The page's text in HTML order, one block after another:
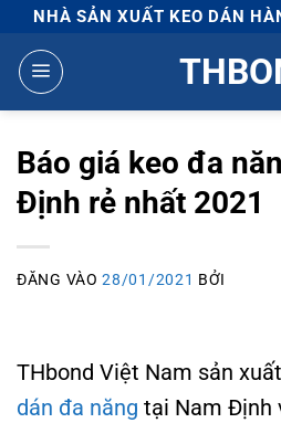
qua
nội
NHÀ SẢN XUẤT KEO DÁN
Báo giá keo đa
Định rẻ nhất 2021
ĐĂNG VÀO28/01/2021 BỞI
THbond Việt Nam sản
dán đa năng tại Nam Định